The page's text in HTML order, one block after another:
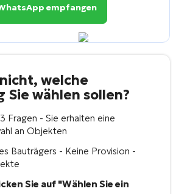
empfangen
welche
Sie wählen sollen?
Fragen - Sie erhalten eine
an Objekten
Bauträgers - Keine Provision -
Sie auf "Wählen Sie ein